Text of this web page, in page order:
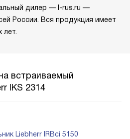
дилер — l-rus.ru —
России. Вся продукция имеет
лет.
встраиваемый
IKS 2314
Liebherr IRBci 5150